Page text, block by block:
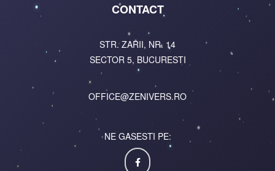
CONTACT
STR. ZARII, NR. 14
SECTOR 5, BUCURESTI
OFFICE@ZENIVERS.RO
NE GASESTI PE: